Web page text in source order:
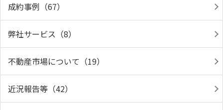
成約事例（67）
弊社サービス（8）
不動産市場について（19）
近況報告等（42）